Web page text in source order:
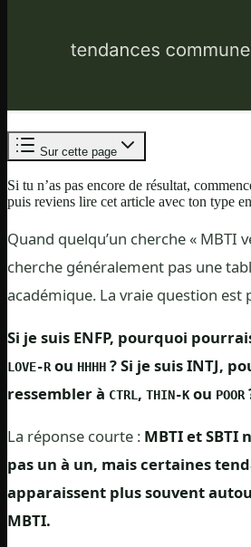
Sur cette page
Si tu n’as pas encore de résultat,
puis reviens lire cet article avec ton type
Quand quelqu’un cherche « MBTI
cherche généralement pas une
académique. La vraie question est
Si je suis ENFP, pourquoi
LOVE-Rou HHHH ? Si je suis INTJ,
ressembler à CTRL, THIN-Kou POOR
La réponse courte : MBTI et SBTI
pas un à un, mais certaines
apparaissent plus souvent
MBTI.